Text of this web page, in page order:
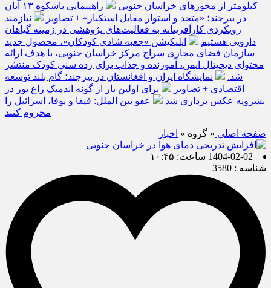
کیلومتر از محورهای خراسان جنوبی
راهپیمایی باشکوه ۱۳ آبان
در بیرجند؛ «متحد و استوار مقابل استکبار» + تصاویر
نیازمند
رویکردی کارآفرینانه به فعالیت‌های پژوهشی در زمینه گیاهان
دارویی هستیم
اپلیکیشن «جعبه شادی کودکان»، محصول جدید
سازمان فضای مجازی سراج مرکز خراسان جنوبی، با هدف ارائه
محتوای دیجیتال ایمن، آموزنده و جذاب برای رده سنی کودک منتشر
شد.
نمایشگاه ایران و افغانستان در بیرجند؛ گام بلند توسعه
اقتصادی + تصاویر
برای اولین بار از گونه اندمیک زاغ بور در
بشرویه عکس برداری شد
عفو بین الملل: فیفا و یوفا، اسرائیل را
محروم کنند
صفحه اصلی » گروه » اخبار
1404-02-02 ساعت: ۱۰:۴۵
شناسه : 3580